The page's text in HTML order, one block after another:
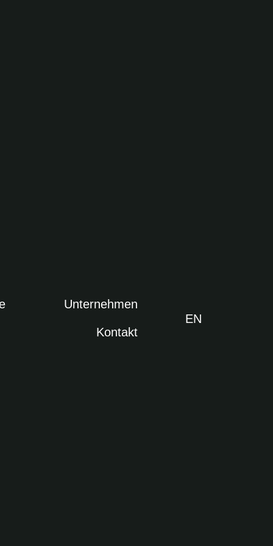
Unternehmen
Kontakt
EN